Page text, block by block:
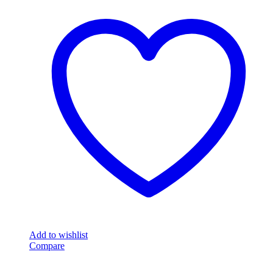
options
chosen
Add to wishlist
Compare